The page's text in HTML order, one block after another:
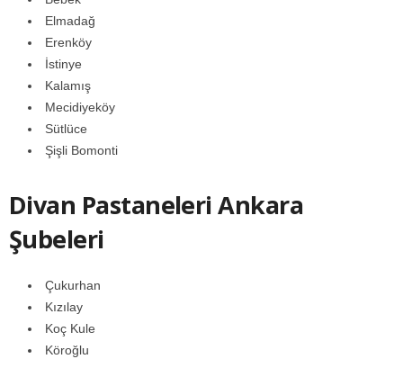
Elmadağ
Erenköy
İstinye
Kalamış
Mecidiyeköy
Sütlüce
Şişli Bomonti
Divan Pastaneleri Ankara
Şubeleri
Çukurhan
Kızılay
Koç Kule
Köroğlu